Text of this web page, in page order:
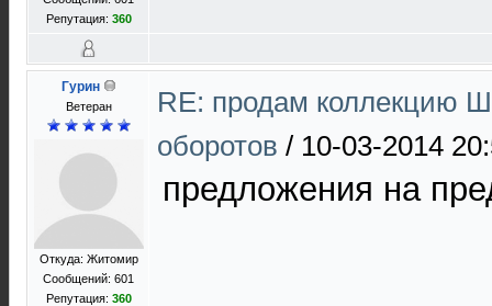
Репутация: 360
Гурин
Ветеран
Откуда: Житомир
Сообщений: 601
Репутация: 360
RE: продам коллекцию
оборотов / 10-03-2014
предложения на